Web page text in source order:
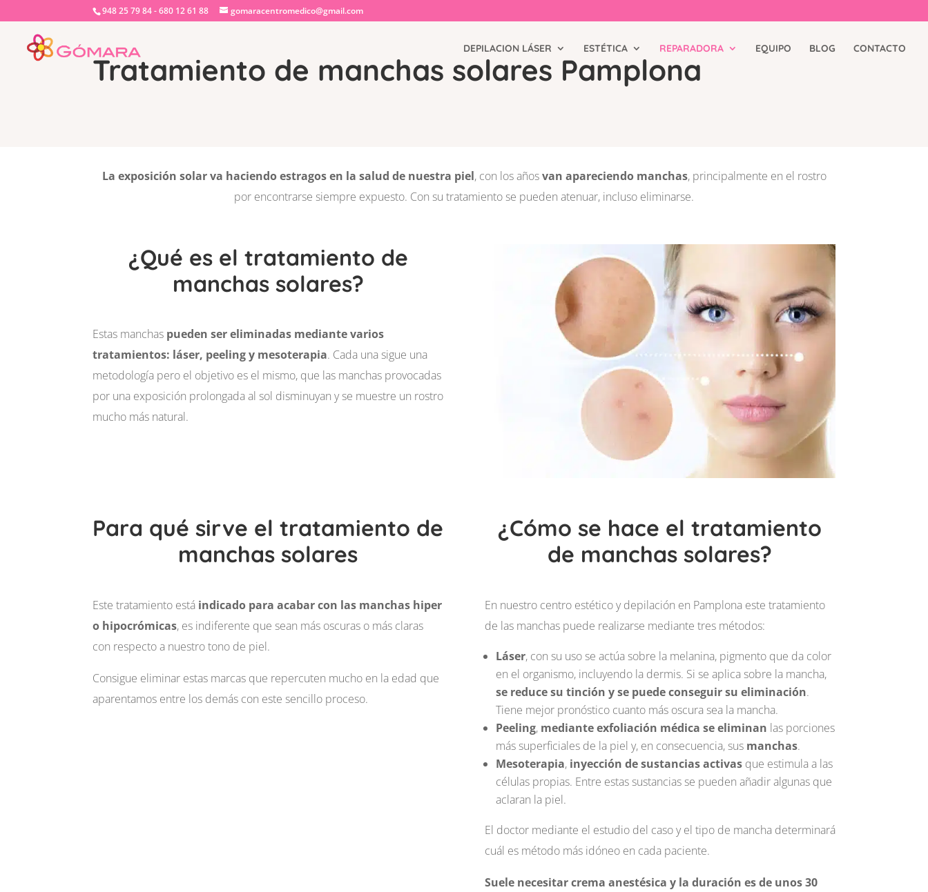
948 25 79 84 - 680 12 61 88 gomaracentromedico@gmail.com
DEPILACION LÁSER ESTÉTICA REPARADORA EQUIPO BLOG CONTACTO
Tratamiento de manchas solares Pamplona
La exposición solar va haciendo estragos en la salud de nuestra piel, con los añosvan apareciendo manchas, principalmente en el rostro
por encontrarse siempre expuesto. Con su tratamiento se pueden atenuar, incluso eliminarse.
¿Qué es el tratamiento de
manchas solares?
Estas manchas pueden ser eliminadas mediante varios
tratamientos: láser, peeling y mesoterapia. Cada una sigue una
metodología pero el objetivo es el mismo, que las manchas provocadas
por una exposición prolongada al sol disminuyan y se muestre un rostro
mucho más natural.
Para qué sirve el tratamiento de
manchas solares
Este tratamiento está indicado para acabar con las manchas hiper
o hipocrómicas, es indiferente que sean más oscuras o más claras
con respecto a nuestro tono de piel.
Consigue eliminar estas marcas que repercuten mucho en la edad que
aparentamos entre los demás con este sencillo proceso.
¿Cómo se hace el tratamiento
de manchas solares?
En nuestro centro estético y depilación en Pamplonaeste tratamiento
de las manchas puede realizarse mediante tres métodos:
Láser, con su uso se actúa sobre la melanina, pigmento que da color
en el organismo, incluyendo la dermis. Si se aplica sobre la mancha,
se reduce su tinción y se puede conseguir su eliminación.
Tiene mejor pronóstico cuanto más oscura sea la mancha.
Peeling, mediante exfoliación médica se eliminan las porciones
más superficiales de la piel y, en consecuencia, sus manchas.
Mesoterapia, inyección de sustancias activasque estimula a las
células propias. Entre estas sustancias se pueden añadir algunas que
aclaran la piel.
El doctor mediante el estudio del caso y el tipo de mancha determinará
cuál es método más idóneo en cada paciente.
Suele necesitar crema anestésica y la duración es de unos 30